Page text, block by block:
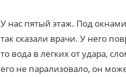
У нас пятый этаж. Под
так сказали врачи. У него
то вода в легких от удара,
его не парализовало, он